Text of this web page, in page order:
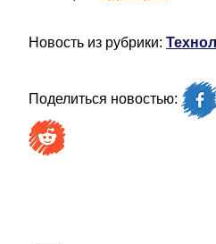
Новость из рубрики:
Поделиться новостью: